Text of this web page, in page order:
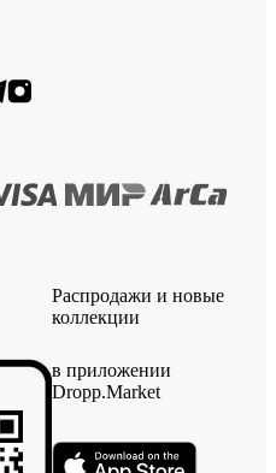
Распродажи и новые
коллекции
в приложении
Dropp.Market